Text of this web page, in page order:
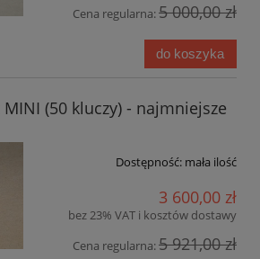
Cena regularna:5 000,00 zł
do koszyka
MINI (50 kluczy) - najmniejsze
Dostępność: mała ilość
3 600,00 zł
bez 23% VAT i kosztów dostawy
Cena regularna:5 921,00 zł